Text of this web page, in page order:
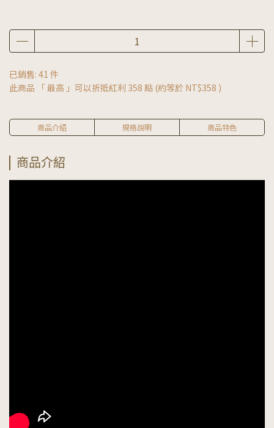
已銷售: 41 件
此商品 「 最高 」可以折抵紅利 358 點 (約等於 NT$358 )
商品介紹 規格說明 商品特色
商品介紹